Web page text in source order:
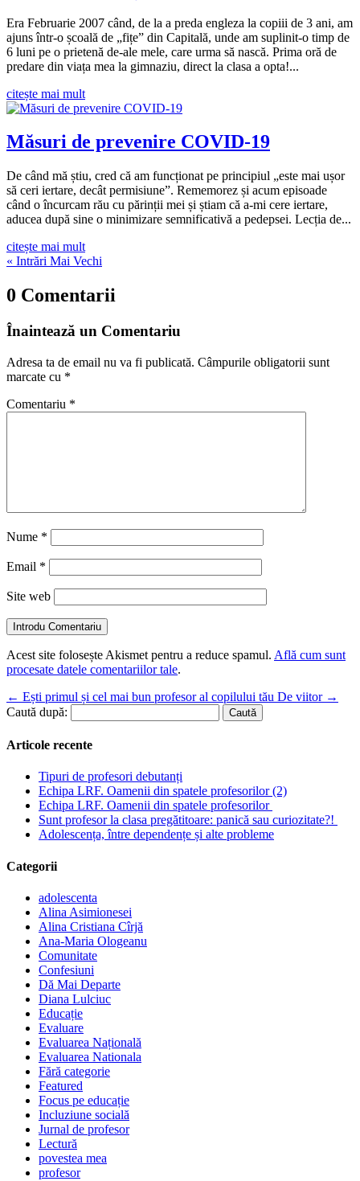
Era Februarie 2007 când, de la a preda engleza la copiii de 3 ani, am
ajuns într-o școală de „fițe” din Capitală, unde am suplinit-o timp de
6 luni pe o prietenă de-ale mele, care urma să nască. Prima oră de
predare din viața mea la gimnaziu, direct la clasa a opta!...
citește mai mult
Măsuri de prevenire COVID-19
De când mă știu, cred că am funcționat pe principiul „este mai ușor
să ceri iertare, decât permisiune”. Rememorez și acum episoade
când o încurcam rău cu părinții mei și știam că a-mi cere iertare,
aducea după sine o minimizare semnificativă a pedepsei. Lecția de...
citește mai mult
« Intrări Mai Vechi
0 Comentarii
Înaintează un Comentariu
Adresa ta de email nu va fi publicată. Câmpurile obligatorii sunt
marcate cu *
Comentariu *
Nume *
Email *
Site web
Introdu Comentariu
Acest site folosește Akismet pentru a reduce spamul. Află cum sunt
procesate datele comentariilor tale.
← Ești primul și cel mai bun profesor al copilului tău De viitor→
Caută după:
Articole recente
Tipuri de profesori debutanți
Echipa LRF. Oamenii din spatele profesorilor (2)
Echipa LRF. Oamenii din spatele profesorilor
Sunt profesor la clasa pregătitoare: panică sau curiozitate?!
Adolescența, între dependențe și alte probleme
Categorii
adolescenta
Alina Asimionesei
Alina Cristiana Cîrjă
Ana-Maria Ologeanu
Comunitate
Confesiuni
Dă Mai Departe
Diana Lulciuc
Educație
Evaluare
Evaluarea Națională
Evaluarea Nationala
Fără categorie
Featured
Focus pe educație
Incluziune socială
Jurnal de profesor
Lectură
povestea mea
profesor